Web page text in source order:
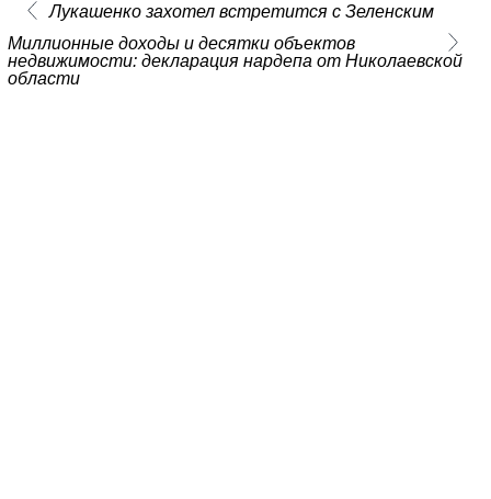
Лукашенко захотел встретится с Зеленским
Миллионные доходы и десятки объектов
недвижимости: декларация нардепа от Николаевской
области